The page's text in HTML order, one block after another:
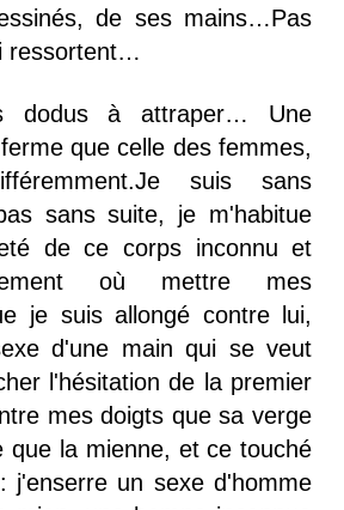
de ses mains…Pas
ressortent…
dodus à attraper… Une
que celle des femmes,
suis sans
sans suite, je m'habitue
de ce corps inconnu et
où mettre mes
je suis allongé contre lui,
d'une main qui se veut
l'hésitation de la premier
mes doigts que sa verge
que la mienne, et ce touché
j'enserre un sexe d'homme